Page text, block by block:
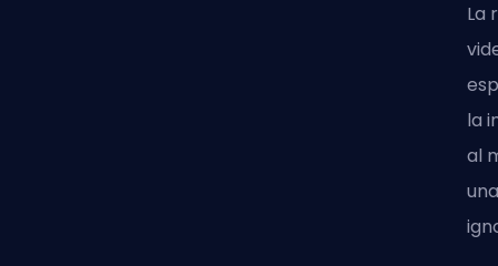
La
la
al